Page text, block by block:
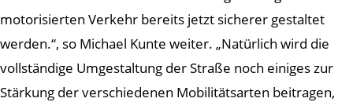
motorisierten Verkehr bereits jetzt sicherer gestaltet
werden.“, so Michael Kunte weiter. „Natürlich wird die
vollständige Umgestaltung der Straße noch einiges zur
Stärkung der verschiedenen Mobilitätsarten beitragen,